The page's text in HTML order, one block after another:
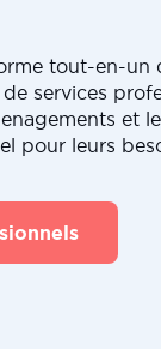
tout-en-un
services
et
pour leurs